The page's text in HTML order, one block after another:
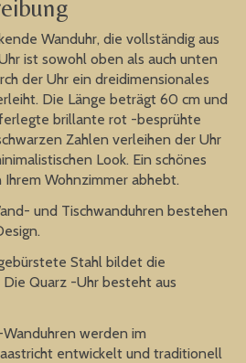
Wanduhr, die vollständig aus
ist sowohl oben als auch unten
der Uhr ein dreidimensionales
Die Länge beträgt 60 cm und
brillante rot -besprühte
Zahlen verleihen der Uhr
Look. Ein schönes
Wohnzimmer abhebt.
und Tischwanduhren bestehen
Stahl bildet die
Quarz -Uhr besteht aus
werden im
entwickelt und traditionell